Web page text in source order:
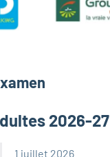
2026-27
1 juillet 2026